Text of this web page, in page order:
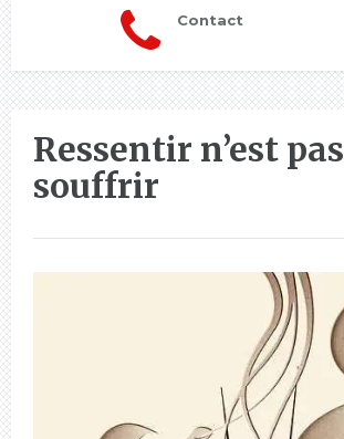
Contact
Ressentir n’est pas
souffrir